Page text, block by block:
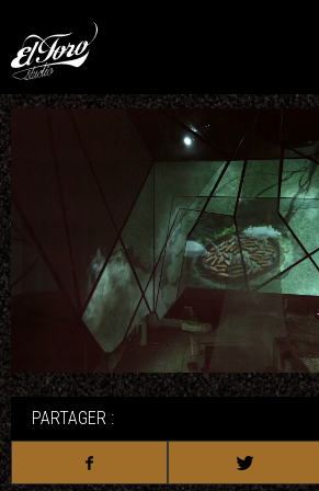
PUBLICITÉ &
PROJECTION
STUDIO
CONTACT
PARTAGER :